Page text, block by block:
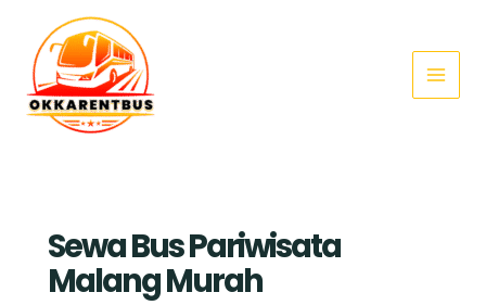
content
Menu
Sewa Bus Pariwisata
Malang Murah